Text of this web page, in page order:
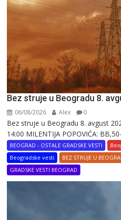
Bez struje u Beogradu 8.
06/08/2026 Alex 0
Bez struje u Beogradu 8. avgust
14:00 MILENTIJA POPOVIĆA:
BEOGRAD - OSTALE GRADSKE VESTI
Beogradske vesti
BEZ STRUJE U
GRADSKE VESTI BEOGRAD